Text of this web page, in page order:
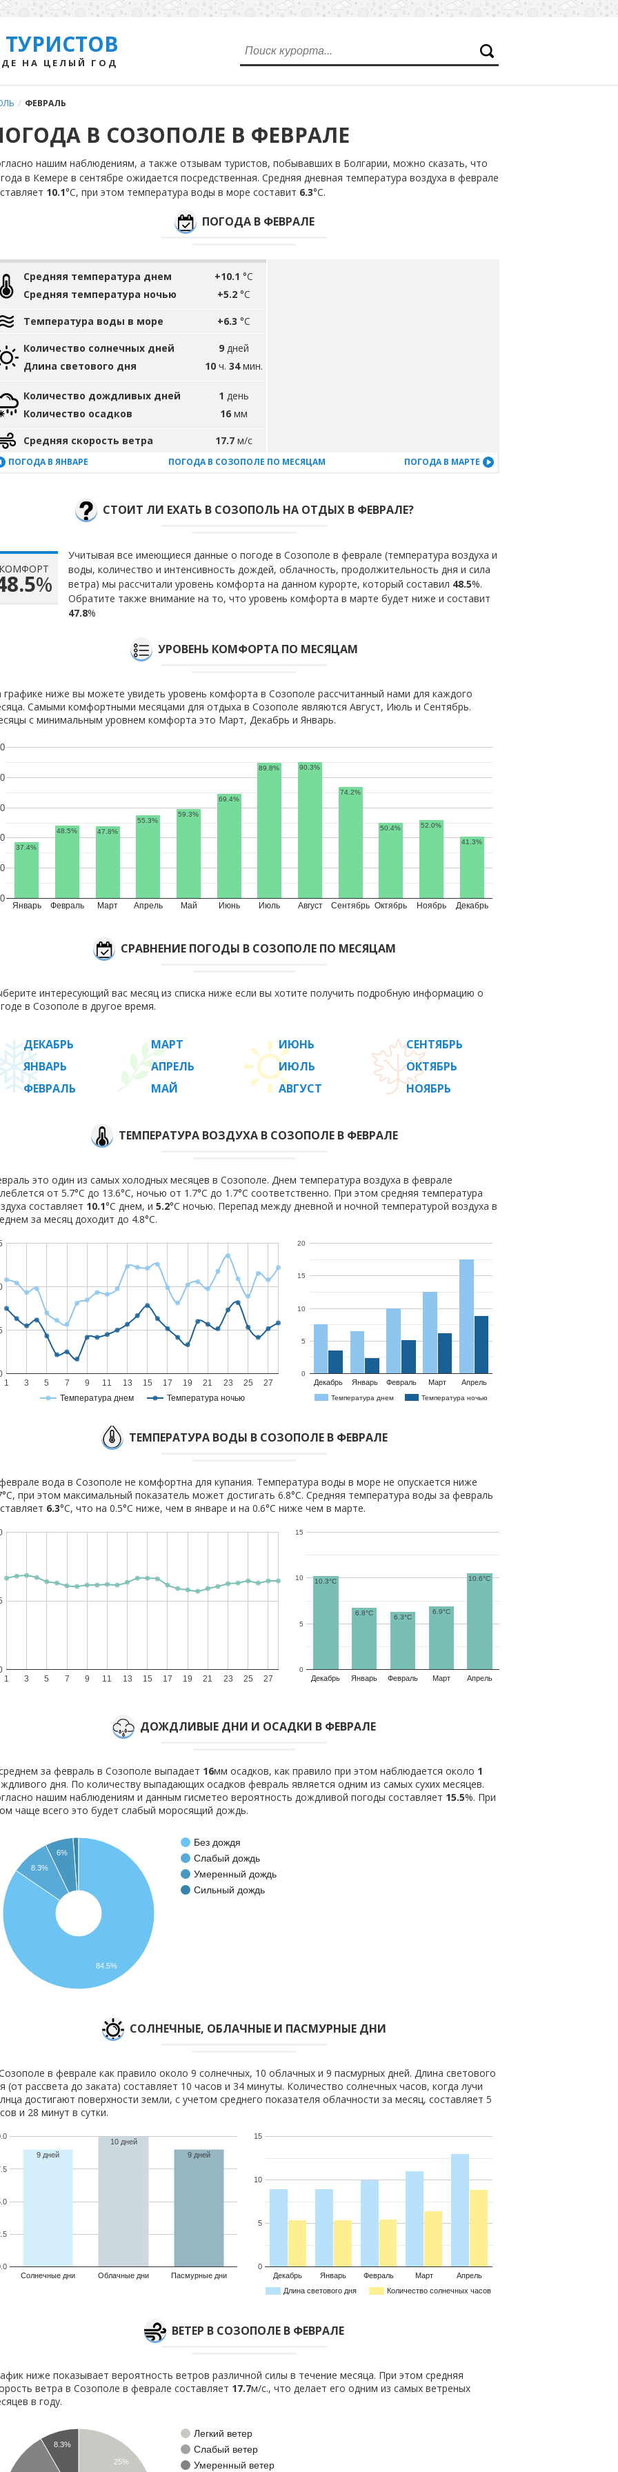
НА ЦЕЛЫЙ ГОД
/ ФЕВРАЛЬ
В СОЗОПОЛЕ В ФЕВРАЛЕ
нашим наблюдениям, а также отзывам туристов, побывавших в Болгарии, можно сказать, что
в Кемере в сентябре ожидается посредственная. Средняя дневная температура воздуха в феврале
10.1°С, при этом температура воды в море составит 6.3°С.
ПОГОДА В ФЕВРАЛЕ
Средняя температура днем
Средняя температура ночью
+10.1 °C
+5.2 °C
Температура воды в море +6.3 °C
Количество солнечных дней
Длина светового дня
9 дней
10 ч. 34мин.
Количество дождливых дней
Количество осадков
1 день
16 мм
Средняя скорость ветра 17.7 м/с
ПОГОДА В ЯНВАРЕ ПОГОДА В СОЗОПОЛЕ ПО МЕСЯЦАМ ПОГОДА В МАРТЕ
СТОИТ ЛИ ЕХАТЬ В СОЗОПОЛЬ НА ОТДЫХ В ФЕВРАЛЕ?
КОМФОРТ
%
Учитывая все имеющиеся данные о погоде в Созополе в феврале (температура воздуха и
воды, количество и интенсивность дождей, облачность, продолжительность дня и сила
ветра) мы рассчитали уровень комфорта на данном курорте, который составил 48.5%.
Обратите также внимание на то, что уровень комфорта в марте будет ниже и составит
47.8%
УРОВЕНЬ КОМФОРТА ПО МЕСЯЦАМ
графике ниже вы можете увидеть уровень комфорта в Созополе рассчитанный нами для каждого
Самыми комфортными месяцами для отдыха в Созополе являются Август, Июль и Сентябрь.
с минимальным уровнем комфорта это Март, Декабрь и Январь.
Январь Февраль Март Апрель Май Июнь Июль Август Сентябрь Октябрь Ноябрь Декабрь
0
37.4%
48.5% 47.8%
55.3%
59.3%
69.4%
89.8% 90.3%
74.2%
50.4% 52.0%
41.3%
СРАВНЕНИЕ ПОГОДЫ В СОЗОПОЛЕ ПО МЕСЯЦАМ
интересующий вас месяц из списка ниже если вы хотите получить подробную информацию о
в Созополе в другое время.
ДЕКАБРЬ
ЯНВАРЬ
ФЕВРАЛЬ
МАРТ
АПРЕЛЬ
МАЙ
ИЮНЬ
ИЮЛЬ
АВГУСТ
СЕНТЯБРЬ
ОКТЯБРЬ
НОЯБРЬ
ТЕМПЕРАТУРА ВОЗДУХА В СОЗОПОЛЕ В ФЕВРАЛЕ
это один из самых холодных месяцев в Созополе. Днем температура воздуха в феврале
от 5.7°C до 13.6°C, ночью от 1.7°C до 1.7°C соответственно. При этом средняя температура
составляет 10.1°C днем, и 5.2°C ночью. Перепад между дневной и ночной температурой воздуха в
за месяц доходит до 4.8°С.
Температура днем Температура ночью
1 3 5 7 9 11 13 15 17 19 21 23 25 27
Температура днем Температура ночью
Декабрь Январь Февраль Март Апрель
0
5
10
15
20
ТЕМПЕРАТУРА ВОДЫ В СОЗОПОЛЕ В ФЕВРАЛЕ
вода в Созополе не комфортна для купания. Температура воды в море не опускается ниже
при этом максимальный показатель может достигать 6.8°C. Средняя температура воды за февраль
6.3°C, что на 0.5°C ниже, чем в январе и на 0.6°C ниже чем в марте.
1 3 5 7 9 11 13 15 17 19 21 23 25 27 Декабрь Январь Февраль Март Апрель
0
5
10
15
10.3°C
6.8°C
6.3°C
6.9°C
10.6°C
ДОЖДЛИВЫЕ ДНИ И ОСАДКИ В ФЕВРАЛЕ
за февраль в Созополе выпадает 16мм осадков, как правило при этом наблюдается около 1
дня. По количеству выпадающих осадков февраль является одним из самых сухих месяцев.
нашим наблюдениям и данным гисметео вероятность дождливой погоды составляет 15.5%. При
чаще всего это будет слабый моросящий дождь.
Без дождя
Слабый дождь
Умеренный дождь
Сильный дождь
6%
8.3%
84.5%
CОЛНЕЧНЫЕ, ОБЛАЧНЫЕ И ПАСМУРНЫЕ ДНИ
в феврале как правило около 9 солнечных, 10 облачных и 9 пасмурных дней. Длина светового
(от рассвета до заката) составляет 10 часов и 34 минуты. Количество солнечных часов, когда лучи
достигают поверхности земли, с учетом среднего показателя облачности за месяц, составляет 5
и 28 минут в сутки.
Солнечные дни Облачные дни Пасмурные дни
9 дней
10 дней
9 дней
Длина светового дня Количество солнечных часов
Декабрь Январь Февраль Март Апрель
0
5
10
15
ВЕТЕР В СОЗОПОЛЕ В ФЕВРАЛЕ
ниже показывает вероятность ветров различной силы в течение месяца. При этом средняя
ветра в Созополе в феврале составляет 17.7м/с., что делает его одним из самых ветреных
в году.
Легкий ветер
Слабый ветер
Умеренный ветер
25%
8.3%